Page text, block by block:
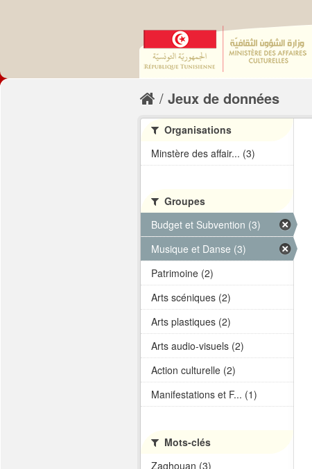
Jeux de données
Organisations
Minstère des affair... (3)
Groupes
Budget et Subvention (3)
Musique et Danse (3)
Patrimoine (2)
Arts scéniques (2)
Arts plastiques (2)
Arts audio-visuels (2)
Action culturelle (2)
Manifestations et F... (1)
Mots-clés
Zaghouan (3)